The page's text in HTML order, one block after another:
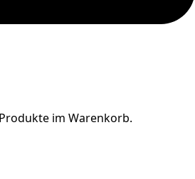
im Warenkorb.